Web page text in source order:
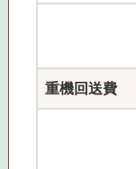
重機回送費